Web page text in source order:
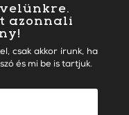
azonnali
csak akkor írunk, ha
és mi be is tartjuk.